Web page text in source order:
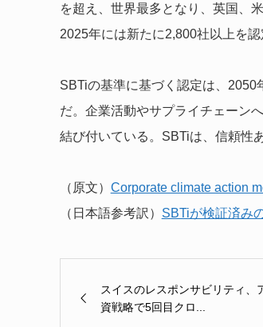
を超え、世界最多となり、英国、
2025年には新たに2,800社以上を
SBTiの基準に基づく認定は、
だ。企業活動やサプライチェーン
結び付いている。SBTiは、信頼性
（原文） Corporate climate action
（日本語参考訳） SBTiが検証済み
スイスのレスポンサビリティ、
資戦略で5回目クロ...